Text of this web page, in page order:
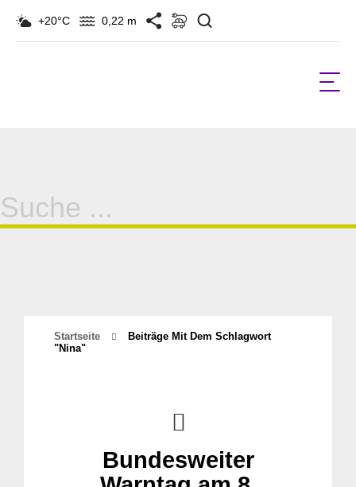
+20°C 0,22 m
Suche
für:
Startseite
Beiträge Mit Dem Schlagwort
"nina"
Bundesweiter